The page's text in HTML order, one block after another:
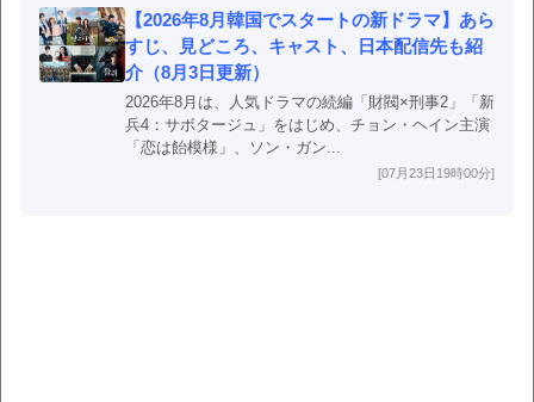
【2026年8月韓国でスタートの新ドラマ】あら
すじ、見どころ、キャスト、日本配信先も紹
介（8月3日更新）
2026年8月は、人気ドラマの続編「財閥×刑事2」「新
兵4：サボタージュ」をはじめ、チョン・ヘイン主演
「恋は飴模様」、ソン・ガン...
[07月23日19時00分]